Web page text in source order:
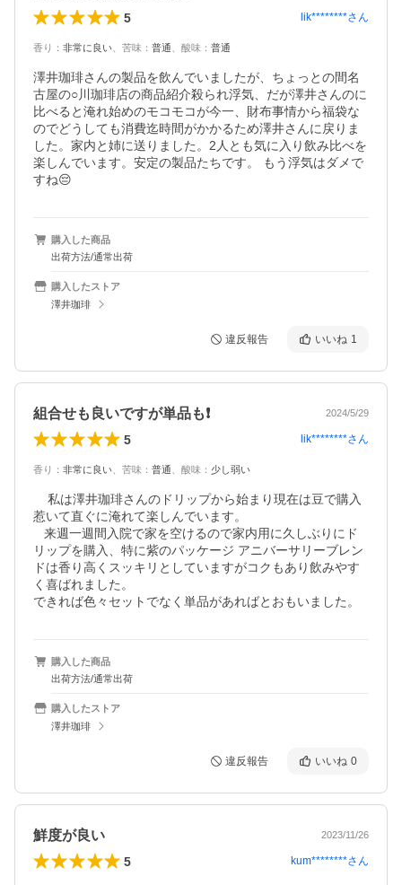
5 lik********さん
香り ： 非常に良い 苦味 ： 普通 酸味 ： 普通
澤井珈琲さんの製品を飲んでいましたが、ちょっとの間名
古屋の○川珈琲店の商品紹介殺られ浮気、だが澤井さんのに
比べると淹れ始めのモコモコが今一、財布事情から福袋な
のでどうしても消費迄時間がかかるため澤井さんに戻りま
した。家内と姉に送りました。2人とも気に入り飲み比べを
楽しんでいます。安定の製品たちです。 もう浮気はダメで
すね😔
購入した商品
出荷方法/通常出荷
購入したストア
澤井珈琲
違反報告 いいね 1
組合せも良いですが単品も❗️ 2024/5/29
5 lik********さん
香り ： 非常に良い 苦味 ： 普通 酸味 ： 少し弱い
惹いて直ぐに淹れて楽しんでいます。
リップを購入、特に紫のパッケージ アニバーサリーブレン
ドは香り高くスッキリとしていますがコクもあり飲みやす
く喜ばれました。
購入した商品
出荷方法/通常出荷
購入したストア
澤井珈琲
違反報告 いいね 0
鮮度が良い 2023/11/26
5 kum********さん